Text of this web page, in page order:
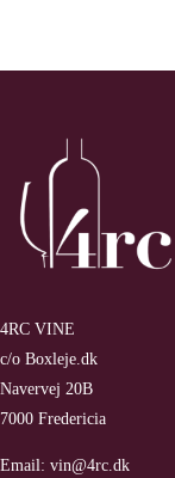
4RC VINE
c/o Boxleje.dk
Navervej 20B
7000 Fredericia
Email: vin@4rc.dk